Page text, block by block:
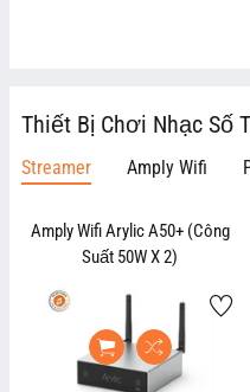
Thiết Bị Chơi Nhạc Số
Streamer Amply Wifi
Amply Wifi Arylic A50+ (Công
Suất 50W X 2)